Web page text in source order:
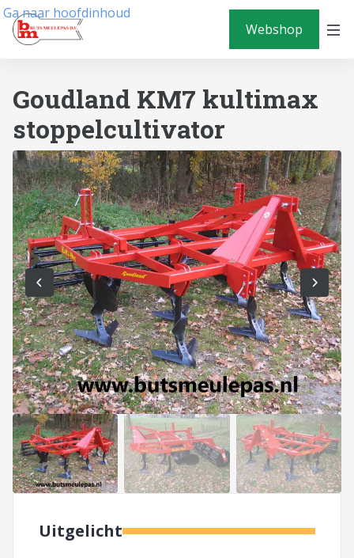
Ga naar hoofdinhoud
Webshop
Goudland KM7 kultimax
stoppelcultivator
Uitgelicht